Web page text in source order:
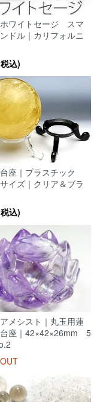
ワイトセージ スマ
ドル｜カリフォルニ
込)
座｜プラスチック
イズ｜クリア＆ブラ
込)
メシスト｜丸玉用蓮
座｜42×42×26mm 5